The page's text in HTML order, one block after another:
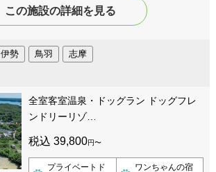
この施設の詳細を見る
鳥羽 志摩
伊勢
全室客室温泉・ドッグラン ドッグフレ
ンドリーリゾ…
税込 39,800円〜
プライベートド
ワンちゃんの宿